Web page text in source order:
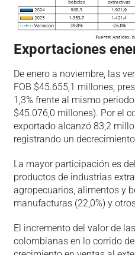
Exportaciones
De enero a noviembre, las
FOB $45.655,1 millones,
1,3% frente al mismo
$45.076,0 millones). Por el
exportado alcanzó 83,2
registrando un decrecimiento
La mayor participación es
productos de industrias
agropecuarios, alimentos y
manufacturas (22,0%) y
El incremento del valor de
colombianas en lo corrido